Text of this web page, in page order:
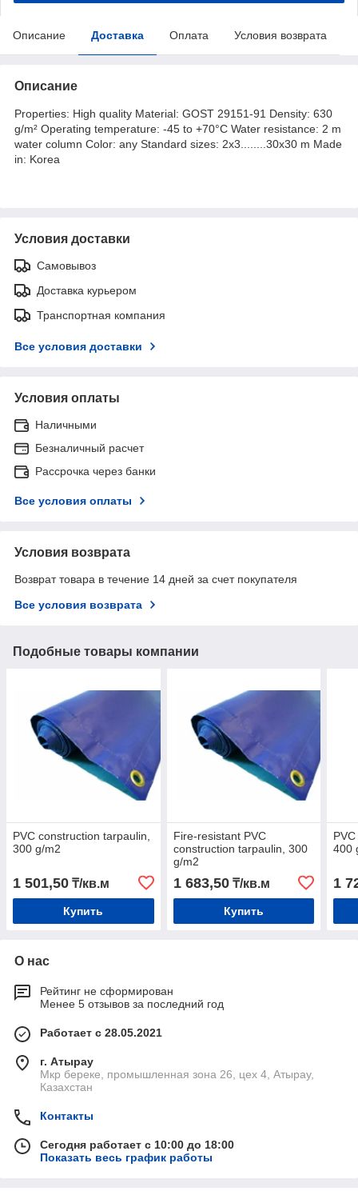
Описание Доставка Оплата Условия возврата
Описание
Properties: High quality Material: GOST 29151-91 Density: 630
g/m² Operating temperature: -45 to +70°C Water resistance: 2 m
water column Color: any Standard sizes: 2x3........30x30 m Made
in: Korea
Условия доставки
Самовывоз
Доставка курьером
Транспортная компания
Все условия доставки
Условия оплаты
Наличными
Безналичный расчет
Рассрочка через банки
Все условия оплаты
Условия возврата
Возврат товара в течение 14 дней за счет покупателя
Все условия возврата
Подобные товары компании
PVC construction tarpaulin,
300 g/m2
1 501,50 ₸/кв.м
Купить
Fire-resistant PVC
construction tarpaulin, 300
g/m2
1 683,50₸/кв.м
Купить
400
1
О нас
Рейтинг не сформирован
Менее 5 отзывов за последний год
Работает с 28.05.2021
г. Атырау
Мкр береке, промышленная зона 26, цех 4, Атырау,
Казахстан
Контакты
Сегодня работает с 10:00 до 18:00
Показать весь график работы